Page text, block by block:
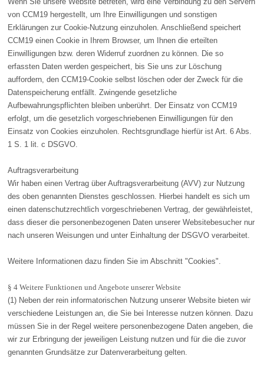
von CCM19 hergestellt, um Ihre Einwilligungen und sonstigen
Erklärungen zur Cookie-Nutzung einzuholen. Anschließend speichert
CCM19 einen Cookie in Ihrem Browser, um Ihnen die erteilten
Einwilligungen bzw. deren Widerruf zuordnen zu können. Die so
erfassten Daten werden gespeichert, bis Sie uns zur Löschung
auffordern, den CCM19-Cookie selbst löschen oder der Zweck für die
Datenspeicherung entfällt. Zwingende gesetzliche
Aufbewahrungspflichten bleiben unberührt. Der Einsatz von CCM19
erfolgt, um die gesetzlich vorgeschriebenen Einwilligungen für den
Einsatz von Cookies einzuholen. Rechtsgrundlage hierfür ist Art. 6 Abs.
1 S. 1 lit. c DSGVO.
Auftragsverarbeitung
Wir haben einen Vertrag über Auftragsverarbeitung (AVV) zur Nutzung
des oben genannten Dienstes geschlossen. Hierbei handelt es sich um
einen datenschutzrechtlich vorgeschriebenen Vertrag, der gewährleistet,
dass dieser die personenbezogenen Daten unserer Websitebesucher nur
nach unseren Weisungen und unter Einhaltung der DSGVO verarbeitet.
Weitere Informationen dazu finden Sie im Abschnitt "Cookies".
§ 4 Weitere Funktionen und Angebote unserer Website
(1) Neben der rein informatorischen Nutzung unserer Website bieten wir
verschiedene Leistungen an, die Sie bei Interesse nutzen können. Dazu
müssen Sie in der Regel weitere personenbezogene Daten angeben, die
wir zur Erbringung der jeweiligen Leistung nutzen und für die die zuvor
genannten Grundsätze zur Datenverarbeitung gelten.